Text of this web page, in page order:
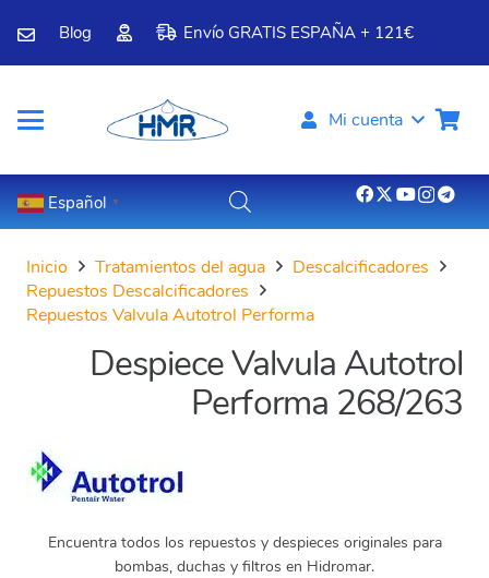
Blog Envío GRATIS ESPAÑA + 121€
Mi cuenta
Español ▼
Inicio Tratamientos del agua
Descalcificadores
Repuestos Descalcificadores
Repuestos Valvula Autotrol Performa
Despiece Valvula Autotrol
Performa 268/263
Encuentra todos los repuestos y despieces originales para
bombas, duchas y filtros en Hidromar.